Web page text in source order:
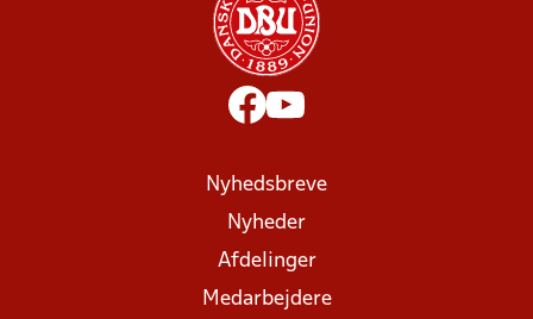
Nyhedsbreve
Nyheder
Afdelinger
Medarbejdere